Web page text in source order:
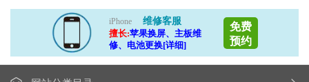
iPhone
维修客服
擅长:苹果换屏、主板维
修、电池更换[详细]
免费
预约